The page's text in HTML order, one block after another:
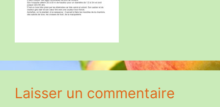
Laisser un commentaire